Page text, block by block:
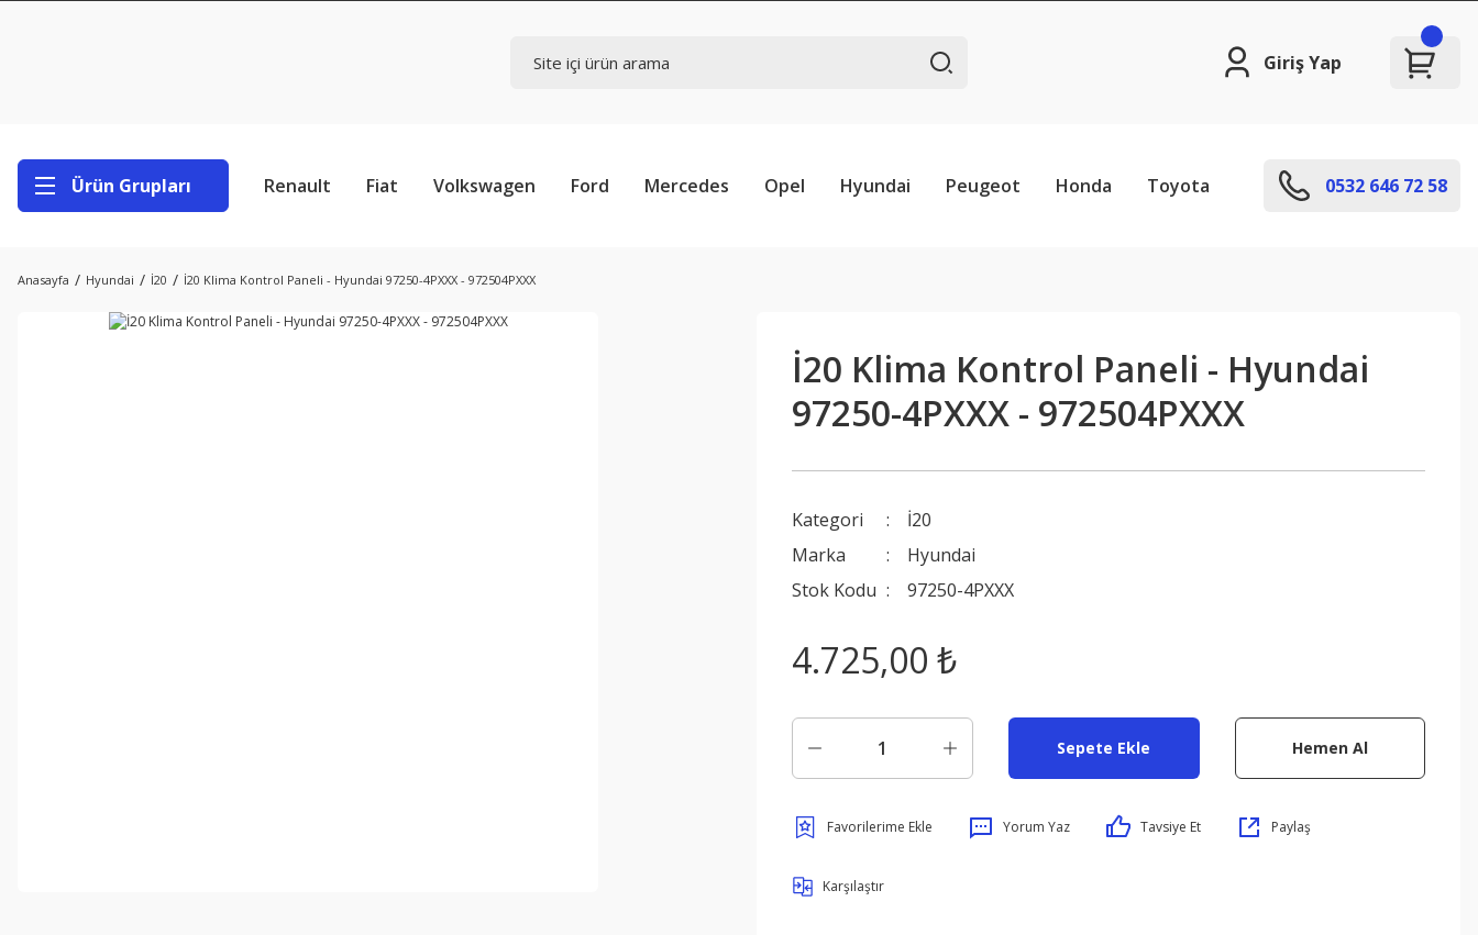
Giriş Yap
Ürün Grupları Renault Fiat Volkswagen Ford Mercedes Opel Hyundai Peugeot Honda Toyota 0532 646 72 58
Anasayfa Hyundai İ20 İ20 Klima Kontrol Paneli - Hyundai 97250-4PXXX - 972504PXXX
İ20 Klima Kontrol Paneli - Hyundai
97250-4PXXX - 972504PXXX
Kategori
İ20
Marka
Hyundai
Stok Kodu
97250-4PXXX
4.725,00 ₺
Sepete Ekle Hemen Al
Yorum Yaz Tavsiye Et Paylaş
Karşılaştır